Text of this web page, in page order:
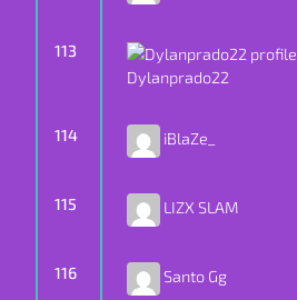
113
Dylanprado22
114 iBlaZe_
115 LIZX SLAM
116 Santo Gg